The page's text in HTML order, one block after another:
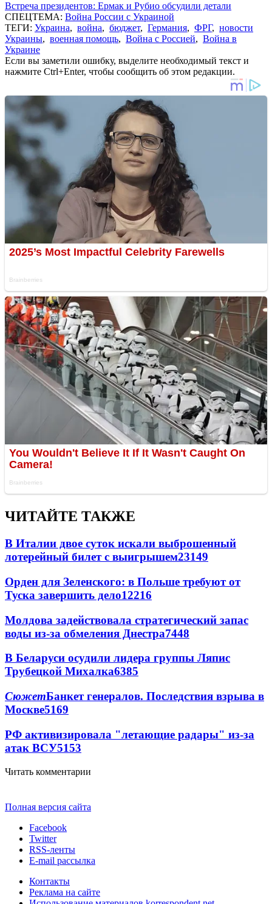
Встреча президентов: Ермак и Рубио обсудили детали
СПЕЦТЕМА: Война России с Украиной
ТЕГИ: Украина, война, бюджет, Германия, ФРГ, новости
Украины, военная помощь, Война с Россией, Война в
Украине
Если вы заметили ошибку, выделите необходимый текст и
нажмите Ctrl+Enter, чтобы сообщить об этом редакции.
ЧИТАЙТЕ ТАКЖЕ
В Италии двое суток искали выброшенный
лотерейный билет с выигрышем23149
Орден для Зеленского: в Польше требуют от
Туска завершить дело12216
Молдова задействовала стратегический запас
воды из-за обмеления Днестра7448
В Беларуси осудили лидера группы Ляпис
Трубецкой Михалка6385
СюжетБанкет генералов. Последствия взрыва в
Москве5169
РФ активизировала "летающие радары" из-за
атак ВСУ5153
Читать комментарии
Полная версия сайта
Facebook
Twitter
RSS-ленты
E-mail рассылка
Контакты
Реклама на сайте